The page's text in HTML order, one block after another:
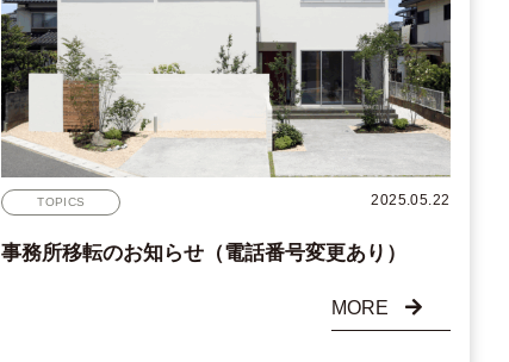
TOPICS 2025.05.22
事務所移転のお知らせ（電話番号変更あり）
MORE